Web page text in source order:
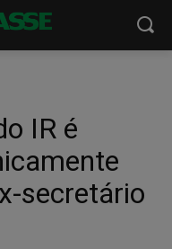
IR é
secretário